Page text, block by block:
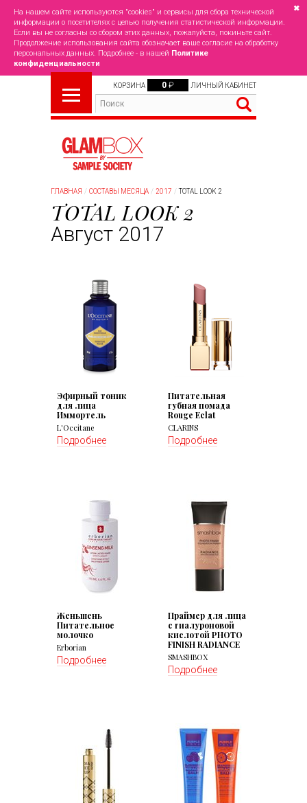
На нашем сайте используются "cookies" и сервисы для сбора технической
информации о посетителях с целью получения статистической информации.
Если вы не согласны со сбором этих данных, пожалуйста, покиньте сайт.
Продолжение использования сайта обозначает ваше согласие на обработку
персональных данных. Подробнее - в нашей Политике
конфиденциальности
✖
КОРЗИНА 0 ₽ ЛИЧНЫЙ КАБИНЕТ
ГЛАВНАЯ СОСТАВЫ МЕСЯЦА 2017 TOTAL LOOK 2
TOTAL LOOK 2
Август 2017
Эфирный тоник
для лица
Иммортель
L'Occitane
Подробнее
Питательная
губная помада
Rouge Eclat
CLARINS
Подробнее
Женьшень
Питательное
молочко
Erborian
Подробнее
Праймер для лица
с гиалуроновой
кислотой PHOTO
FINISH RADIANCE
SMASHBOX
Подробнее